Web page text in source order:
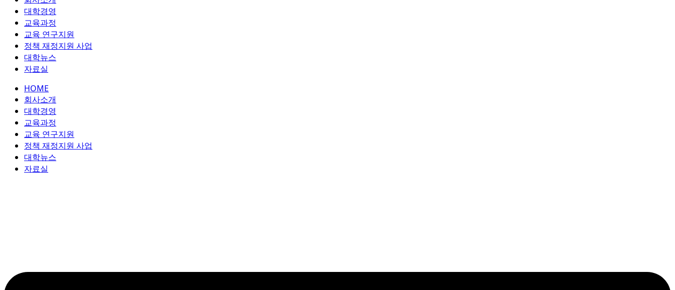
대학경영
교육과정
교육 연구지원
정책 재정지원 사업
대학뉴스
자료실
HOME
회사소개
대학경영
교육과정
교육 연구지원
정책 재정지원 사업
대학뉴스
자료실